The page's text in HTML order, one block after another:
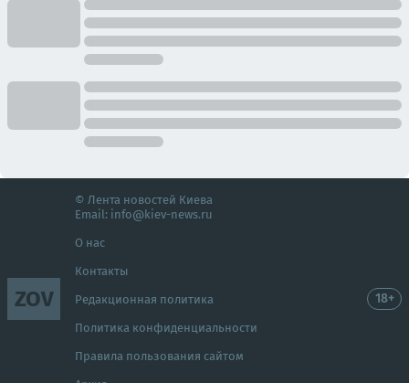
ZOV
© Лента новостей Киева
Email: info@kiev-news.ru
О нас
Контакты
Редакционная политика
Политика конфиденциальности
Правила пользования сайтом
18+